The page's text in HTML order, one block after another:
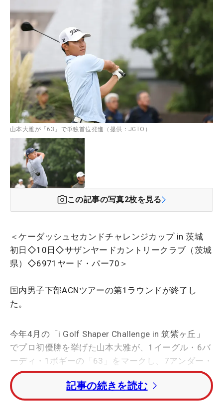
山本大雅が「63」で単独首位発進（提供：JGTO）
この記事の写真2枚を見る
＜ケーダッシュセカンドチャレンジカップ in 茨城
初日◇10日◇サザンヤードカントリークラブ（茨城
県）◇6971ヤード・パー70＞
国内男子下部ACNツアーの第1ラウンドが終了し
た。
今年4月の「i Golf Shaper Challenge in 筑紫ヶ丘」
でプロ初優勝を挙げた山本大雅が、1イーグル・6バ
ーディ・1ボギーの「63」をマークし、7アンダー・
単独首位発進を決めた。
1打差2位タイにツアー未勝利の大塚大樹、今季1勝
記事の続きを読む